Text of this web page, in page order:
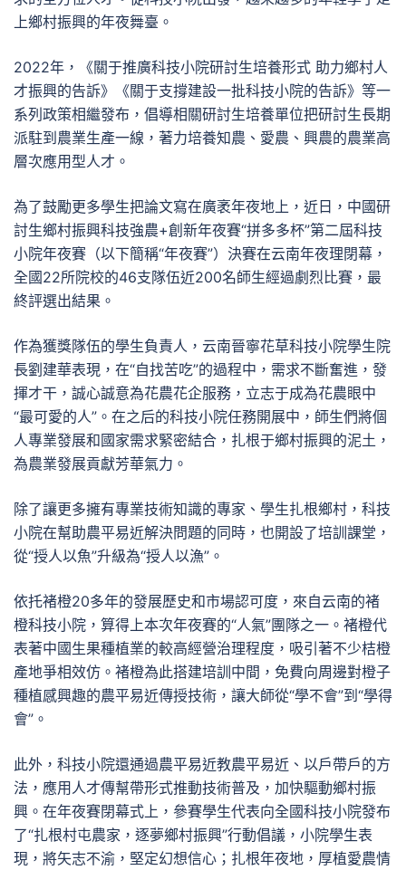
上鄉村振興的年夜舞臺。
2022年，《關于推廣科技小院研討生培養形式 助力鄉村人
才振興的告訴》《關于支撐建設一批科技小院的告訴》等一
系列政策相繼發布，倡導相關研討生培養單位把研討生長期
派駐到農業生產一線，著力培養知農、愛農、興農的農業高
層次應用型人才。
為了鼓勵更多學生把論文寫在廣袤年夜地上，近日，中國研
討生鄉村振興科技強農+創新年夜賽“拼多多杯”第二屆科技
小院年夜賽（以下簡稱“年夜賽”）決賽在云南年夜理閉幕，
全國22所院校的46支隊伍近200名師生經過劇烈比賽，最
終評選出結果。
作為獲獎隊伍的學生負責人，云南晉寧花草科技小院學生院
長劉建華表現，在“自找苦吃”的過程中，需求不斷奮進，發
揮才干，誠心誠意為花農花企服務，立志于成為花農眼中
“最可愛的人”。在之后的科技小院任務開展中，師生們將個
人專業發展和國家需求緊密結合，扎根于鄉村振興的泥土，
為農業發展貢獻芳華氣力。
除了讓更多擁有專業技術知識的專家、學生扎根鄉村，科技
小院在幫助農平易近解決問題的同時，也開設了培訓課堂，
從“授人以魚”升級為“授人以漁”。
依托褚橙20多年的發展歷史和市場認可度，來自云南的褚
橙科技小院，算得上本次年夜賽的“人氣”團隊之一。褚橙代
表著中國生果種植業的較高經營治理程度，吸引著不少桔橙
產地爭相效仿。褚橙為此搭建培訓中間，免費向周邊對橙子
種植感興趣的農平易近傳授技術，讓大師從“學不會”到“學得
會”。
此外，科技小院還通過農平易近教農平易近、以戶帶戶的方
法，應用人才傳幫帶形式推動技術普及，加快驅動鄉村振
興。在年夜賽閉幕式上，參賽學生代表向全國科技小院發布
了“扎根村屯農家，逐夢鄉村振興”行動倡議，小院學生表
現，將矢志不渝，堅定幻想信心；扎根年夜地，厚植愛農情